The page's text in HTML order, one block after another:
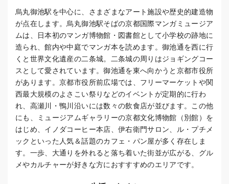
烏丸御池駅を中心に、さまざまなアート施設や歴史的建造物
が点在します。烏丸御池駅そばの京都国際マンガミュージア
ムは、日本初のマンガ博物館・図書館として小学校の跡地に
造られ、館内や中庭でマンガ本を読めます。御池通を西に行
くと世界文化遺産の二条城。二条城の周りはジョギングコー
スとして愛されています。御池通を東へ向かうと京都市役所
があります。京都市役所前広場では、フリーマーケットや関
西最大規模のよさこい祭りなどのイベントが定期的に行わ
れ、高瀬川・鴨川沿いには数々の飲食店が並びます。この他
にも、ミュージアムギャラリーの京都文化博物館（別館）を
はじめ、イノダコーヒー本店、伊右衛門サロン、ル・プチメ
ックといった人気＆話題のカフェ・パン屋が多く存在しま
す。一歩、大通りを外れると落ち着いた街並が広がる、グル
メやカルチャーが好きな方におすすすめのエリアです。